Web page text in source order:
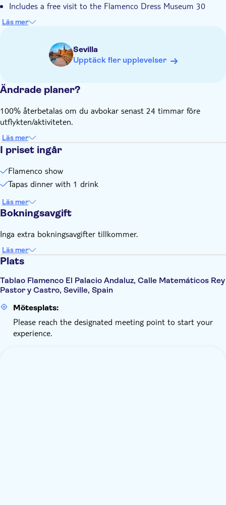
Includes a free visit to the Flamenco Dress Museum 30
Läs mer
Sevilla
Upptäck fler upplevelser
Ändrade planer?
100% återbetalas om du avbokar senast 24 timmar före
utflykten/aktiviteten.
Läs mer
I priset ingår
Flamenco show
Tapas dinner with 1 drink
Läs mer
Bokningsavgift
Inga extra bokningsavgifter tillkommer.
Läs mer
Plats
Tablao Flamenco El Palacio Andaluz, Calle Matemáticos Rey
Pastor y Castro, Seville, Spain
Mötesplats:
Please reach the designated meeting point to start your
experience.